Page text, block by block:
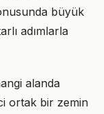
büyük
adımlarla
alanda
ortak bir zemin